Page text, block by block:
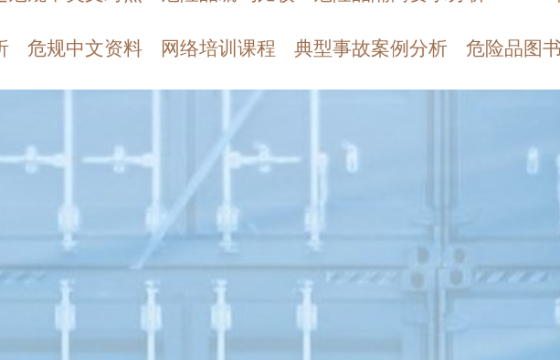
危规中文资料 网络培训课程 典型事故案例分析 危险品图